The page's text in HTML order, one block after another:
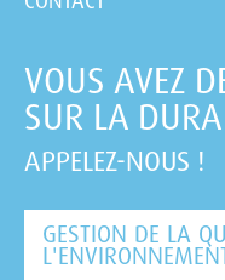
VOUS AVEZ
SUR LA
APPELEZ-NOUS !
GESTION DE LA